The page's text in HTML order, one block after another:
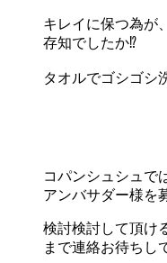
キレイに保つ為が
存知でしたか⁉️
タオルでゴシゴ
コパンシュシュで
アンバサダー様を
検討検討して頂け
まで連絡お待ちし